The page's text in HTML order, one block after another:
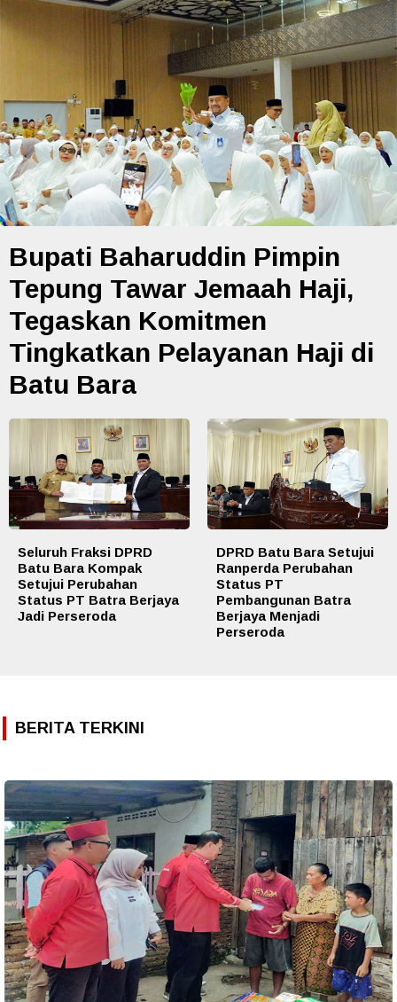
Bupati Baharuddin Pimpin
Tepung Tawar Jemaah Haji,
Tegaskan Komitmen
Tingkatkan Pelayanan Haji di
Batu Bara
Seluruh Fraksi DPRD
Batu Bara Kompak
Setujui Perubahan
Status PT Batra Berjaya
Jadi Perseroda
DPRD Batu Bara Setujui
Ranperda Perubahan
Status PT
Pembangunan Batra
Berjaya Menjadi
Perseroda
BERITA TERKINI